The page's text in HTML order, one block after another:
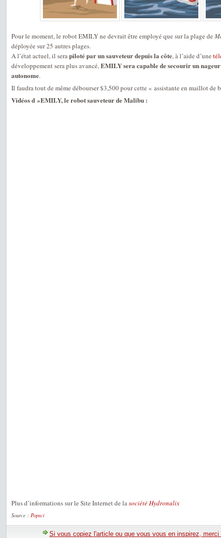
Pour le moment, le robot EMILY ne devrait être employé que sur la plage de
déployée sur 25 autres plages.
A l’état actuel, il serapiloté par un sauveteur depuis la côte, à l’aide d’une
développement sera plus avancé,EMILY sera capable de secourir un
autonome.
Il faudra tout de même débourser $3,500 pour cette « assistante en maillot
Vidéos d »EMILY, le robot sauveteur de Malibu :
Plus d’informations sur le Site Internet de lasociété Hydronalix
Source : Popsci
Si vous copiez l'article ou que vous vous en inspirez,